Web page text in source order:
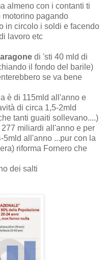
almeno con i contanti ti
motorino pagando
in circolo i soldi e facendo
lavoro etc
di 'sti 40 mld di
il fondo del barile)
se va bene
è di 115mld all'anno e
di circa 1,5-2mld
tanti guaiti sollevano....)
miliardi all'anno e per
all'anno ...pur con la
riforma Fornero che
dei salti